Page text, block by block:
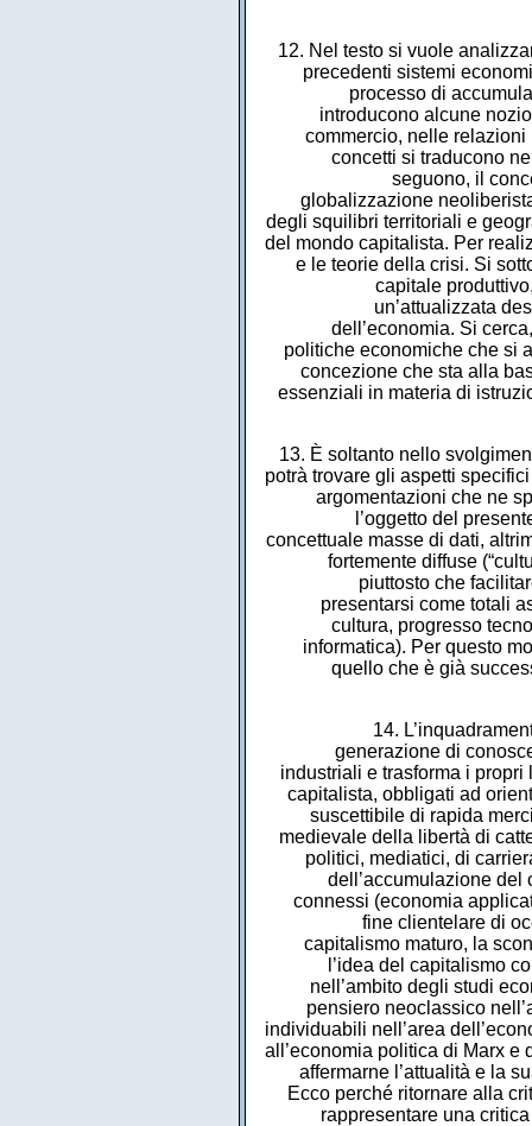
12. Nel testo si vuole
precedenti sistemi
processo di
introducono alcune
commercio, nelle
concetti si traducono
seguono, il
globalizzazione
degli squilibri territoriali e
del mondo capitalista. Per
e le teorie della crisi. Si
capitale
un’attualizzata
dell’economia. Si
politiche economiche che si
concezione che sta alla
essenziali in materia di
13. È soltanto nello
potrà trovare gli aspetti
argomentazioni che ne
l’oggetto del
concettuale masse di dati,
fortemente diffuse
piuttosto che
presentarsi come totali
cultura, progresso
informatica). Per questo
quello che è già
14.
generazione di
industriali e trasforma i
capitalista, obbligati ad
suscettibile di rapida
medievale della libertà di
politici, mediatici, di
dell’accumulazione del
connessi (economia
fine clientelare di
capitalismo maturo, la
l’idea del capitalismo
nell’ambito degli studi
pensiero neoclassico
individuabili nell’area
all’economia politica di Marx e
affermarne l’attualità e la
Ecco perché ritornare alla
rappresentare una